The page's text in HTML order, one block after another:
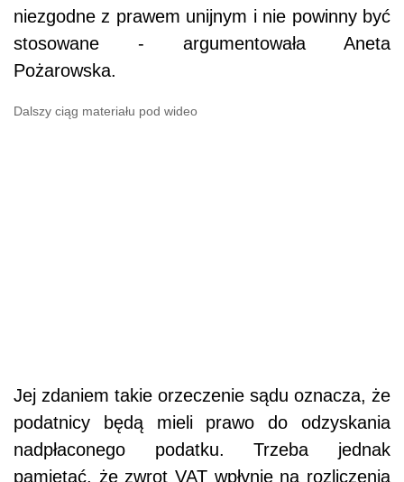
niezgodne z prawem unijnym i nie powinny być
stosowane - argumentowała Aneta
Pożarowska.
Dalszy ciąg materiału pod wideo
Jej zdaniem takie orzeczenie sądu oznacza, że
podatnicy będą mieli prawo do odzyskania
nadpłaconego podatku. Trzeba jednak
pamiętać, że zwrot VAT wpłynie na rozliczenia